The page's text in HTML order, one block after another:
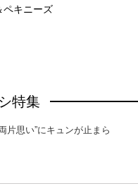
ペキニーズ
特集
片思い”にキュンが止まら